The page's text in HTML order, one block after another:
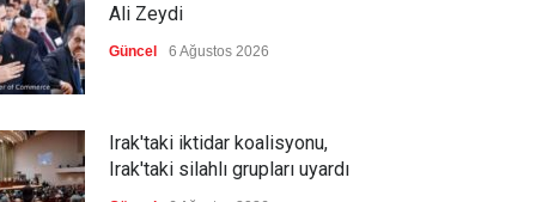
Ali Zeydi
Güncel 6 Ağustos 2026
Irak'taki iktidar koalisyonu,
Irak'taki silahlı grupları uyardı